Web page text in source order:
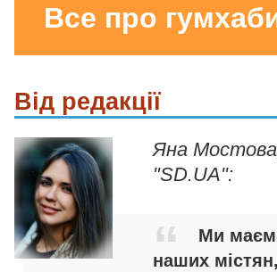
Все про
Від редакції
Яна
"SD.UA":
Ми
наших